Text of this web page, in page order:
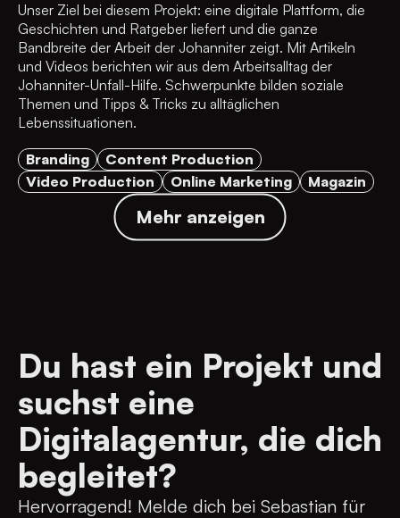
Unser Ziel bei diesem Projekt: eine digitale Plattform, die
Geschichten und Ratgeber liefert und die ganze
Bandbreite der Arbeit der Johanniter zeigt. Mit Artikeln
und Videos berichten wir aus dem Arbeitsalltag der
Johanniter-Unfall-Hilfe. Schwerpunkte bilden soziale
Themen und Tipps & Tricks zu alltäglichen
Lebenssituationen.
Branding
Content Production
Video Production
Online Marketing Magazin
Mehr anzeigen
Du hast ein Projekt und
suchst eine
Digitalagentur, die dich
begleitet?
Hervorragend! Melde dich bei Sebastian für